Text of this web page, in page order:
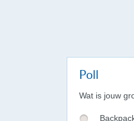
Poll
Wat is jouw